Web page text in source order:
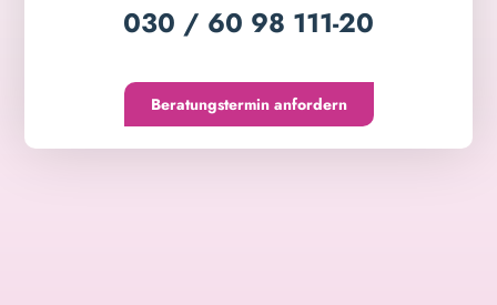
030 / 60 98 111-20
Beratungstermin anfordern